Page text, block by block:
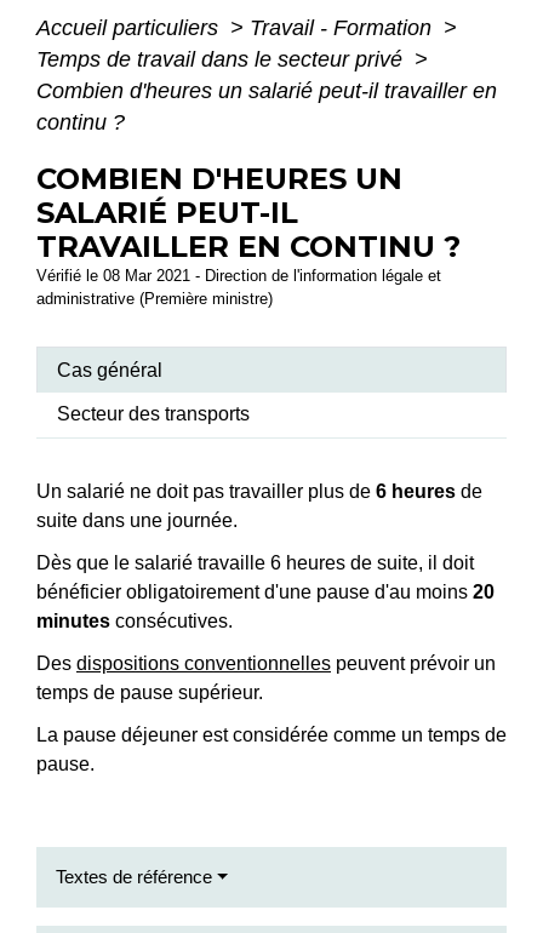
Accueil particuliers > Travail - Formation >
Temps de travail dans le secteur privé >
Combien d'heures un salarié peut-il travailler en
continu ?
COMBIEN D'HEURES UN
SALARIÉ PEUT-IL
TRAVAILLER EN CONTINU ?
Vérifié le 08 Mar 2021 - Direction de l'information légale et
administrative (Première ministre)
Cas général
Secteur des transports
Un salarié ne doit pas travailler plus de 6 heures de
suite dans une journée.
Dès que le salarié travaille 6 heures de suite, il doit
bénéficier obligatoirement d'une pause d'au moins 20
minutes consécutives.
Des dispositions conventionnelles peuvent prévoir un
temps de pause supérieur.
La pause déjeuner est considérée comme un temps de
pause.
Textes de référence